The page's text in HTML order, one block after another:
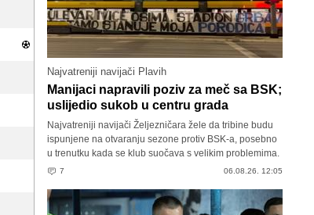
Najvatreniji navijači Plavih
Manijaci napravili poziv za meč sa BSK;
uslijedio sukob u centru grada
Najvatreniji navijači Željezničara žele da tribine budu
ispunjene na otvaranju sezone protiv BSK-a, posebno
u trenutku kada se klub suočava s velikim problemima.
7 06.08.26. 12:05